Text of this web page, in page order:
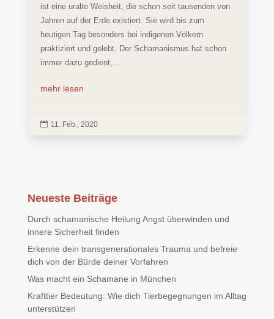
ist eine uralte Weisheit, die schon seit tausenden von
Jahren auf der Erde existiert. Sie wird bis zum
heutigen Tag besonders bei indigenen Völkern
praktiziert und gelebt. Der Schamanismus hat schon
immer dazu gedient,...
mehr lesen
 11. Feb., 2020
Neueste Beiträge
Durch schamanische Heilung Angst überwinden und
innere Sicherheit finden
Erkenne dein transgenerationales Trauma und befreie
dich von der Bürde deiner Vorfahren
Was macht ein Schamane in München
Krafttier Bedeutung: Wie dich Tierbegegnungen im Alltag
unterstützen